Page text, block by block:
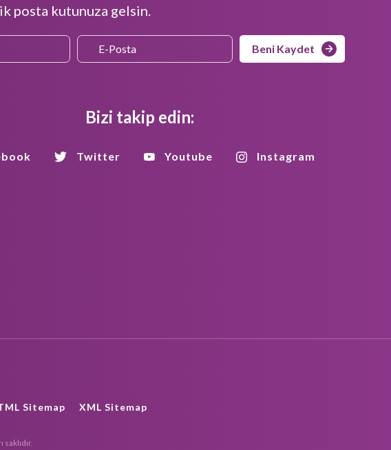
posta kutunuza gelsin.
Beni Kaydet
Bizi takip edin:
Twitter Youtube Instagram
Sitemap XML Sitemap